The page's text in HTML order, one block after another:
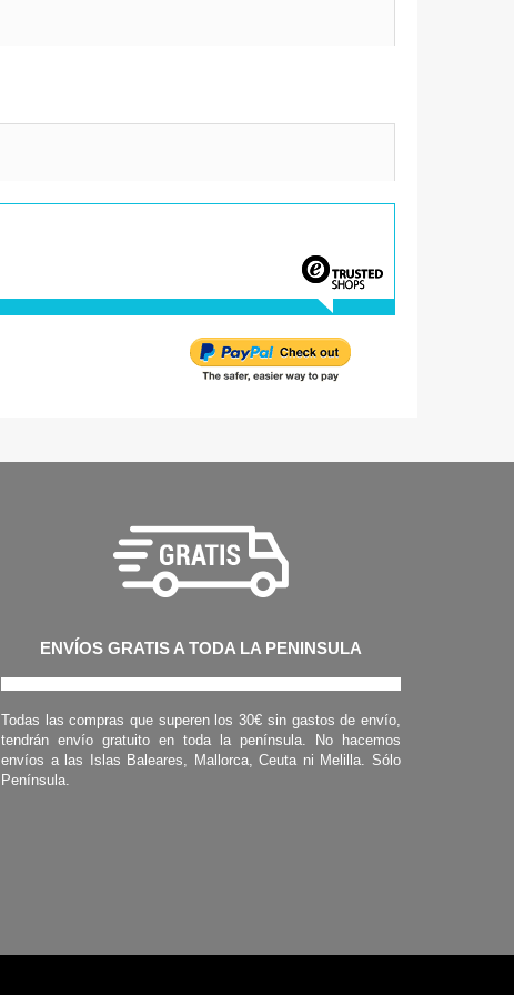
ENVÍOS GRATIS A TODA LA PENINSULA
Todas las compras que superen los 30€ sin gastos de envío,
tendrán envío gratuito en toda la península. No hacemos
envíos a las Islas Baleares, Mallorca, Ceuta ni Melilla. Sólo
Península.